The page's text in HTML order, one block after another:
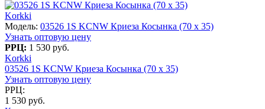
Korkki
Модель: 03526 1S KCNW Криеза Косынка (70 x 35)
Узнать оптовую цену
РРЦ: 1 530 руб.
Korkki
03526 1S KCNW Криеза Косынка (70 x 35)
Узнать оптовую цену
РРЦ:
1 530 руб.